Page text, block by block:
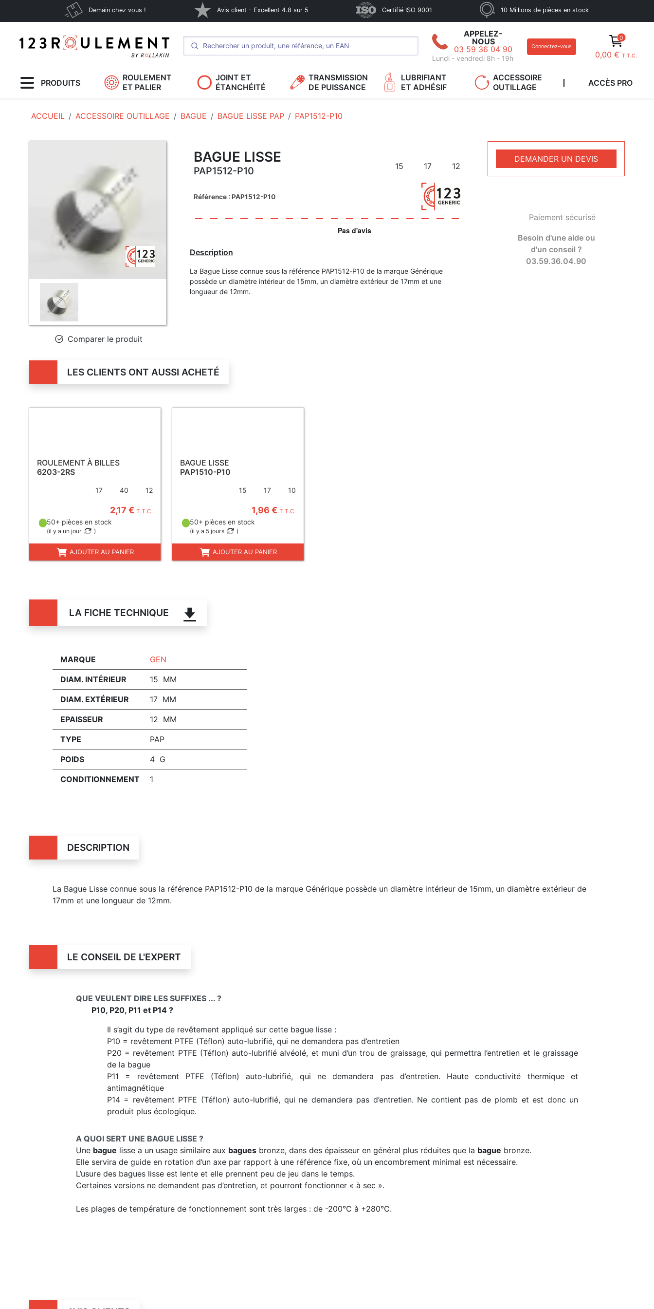
Demain chez vous ! Avis client - Excellent 4.8 sur 5 Certifié ISO 9001 10 Millions de pièces en stock
APPELEZ-
NOUS
03 59 36 04 90
Lundi - vendredi 8h - 19h
Connectez-vous
0
0,00 € T.T.C.
PRODUITS
ROULEMENT
ET PALIER
JOINT ET
ÉTANCHÉITÉ
TRANSMISSION
DE PUISSANCE
LUBRIFIANT
ET ADHÉSIF
ACCESSOIRE
OUTILLAGE
ACCÈS PRO
ACCUEIL ACCESSOIRE OUTILLAGE BAGUE BAGUE LISSE PAP PAP1512-P10
Comparer le produit
BAGUE LISSE
PAP1512-P10 15 17 12
Référence : PAP1512-P10
Description
La Bague Lisse connue sous la référence PAP1512-P10 de la marque Générique
possède un diamètre intérieur de 15mm, un diamètre extérieur de 17mm et une
longueur de 12mm.
DEMANDER UN DEVIS
Paiement sécurisé
Besoin d'une aide ou
d'un conseil ?
03.59.36.04.90
LES CLIENTS ONT AUSSI ACHETÉ
ROULEMENT À BILLES
6203-2RS
17 40 12
2,17 € T.T.C.
50+ pièces en stock
(il y a un jour )
AJOUTER AU PANIER
BAGUE LISSE
PAP1510-P10
15 17 10
1,96 € T.T.C.
50+ pièces en stock
(il y a 5 jours )
AJOUTER AU PANIER
LA FICHE TECHNIQUE
MARQUE GEN
DIAM. INTÉRIEUR 15 MM
DIAM. EXTÉRIEUR 17 MM
EPAISSEUR 12 MM
TYPE PAP
POIDS 4 G
CONDITIONNEMENT 1
DESCRIPTION
La Bague Lisse connue sous la référence PAP1512-P10 de la marque Générique possède un diamètre intérieur de 15mm, un diamètre extérieur de
17mm et une longueur de 12mm.
LE CONSEIL DE L'EXPERT
QUE VEULENT DIRE LES SUFFIXES ... ?
P10, P20, P11 et P14 ?
Il s’agit du type de revêtement appliqué sur cette bague lisse :
P10 = revêtement PTFE (Téflon) auto-lubrifié, qui ne demandera pas d’entretien
P20 = revêtement PTFE (Téflon) auto-lubrifié alvéolé, et muni d’un trou de graissage, qui permettra l’entretien et le graissage
de la bague
P11 = revêtement PTFE (Téflon) auto-lubrifié, qui ne demandera pas d’entretien. Haute conductivité thermique et
antimagnétique
P14 = revêtement PTFE (Téflon) auto-lubrifié, qui ne demandera pas d’entretien. Ne contient pas de plomb et est donc un
produit plus écologique.
A QUOI SERT UNE BAGUE LISSE ?
Une bague lisse a un usage similaire aux bagues bronze, dans des épaisseur en général plus réduites que la bague bronze.
Elle servira de guide en rotation d’un axe par rapport à une référence fixe, où un encombrement minimal est nécessaire.
L’usure des bagues lisse est lente et elle prennent peu de jeu dans le temps.
Certaines versions ne demandent pas d’entretien, et pourront fonctionner « à sec ».
Les plages de température de fonctionnement sont très larges : de -200°C à +280°C.